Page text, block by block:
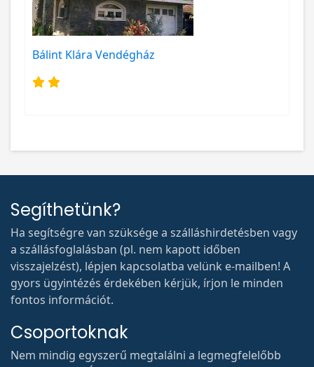
Bálint Klára Vendégház
Segíthetünk?
Ha segítségre van szüksége a szálláshirdetésben vagy
a szállásfoglalásban (pl. nem kapott időben
visszajelzést), lépjen kapcsolatba velünk e-mailben! A
gyors ügyintézés érdekében kérjük, írjon le minden
fontos információt.
Csoportoknak
Nem mindig egyszerű megtalálni a legmegfelelőbb